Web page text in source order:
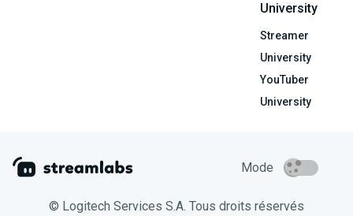
University
Streamer
University
YouTuber
University
Mode
© Logitech Services S.A. Tous droits réservés